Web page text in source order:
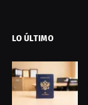
LO ÚLTIMO